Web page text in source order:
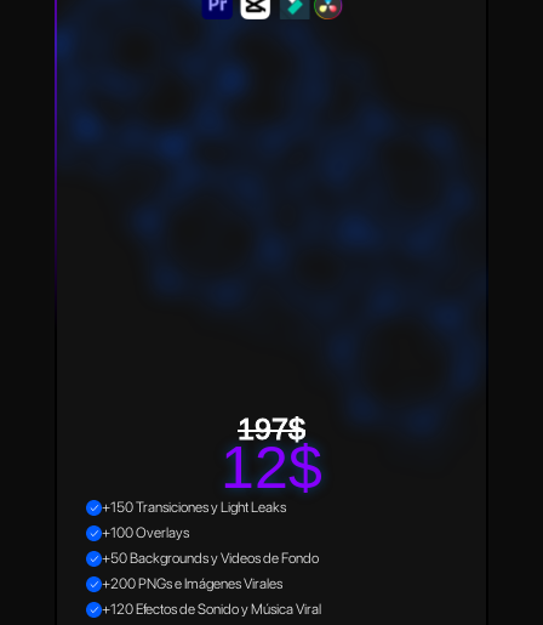
197$
12$
+150 Transiciones y Light Leaks
+100 Overlays
+50 Backgrounds y Videos de Fondo
+200 PNGs e Imágenes Virales
+120 Efectos de Sonido y Música Viral